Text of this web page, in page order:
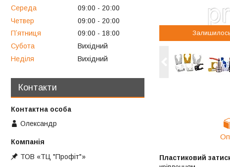
Пластиковий
Середа
09:00
20:00
Четвер
09:00
20:00
Пʼятниця
09:00
18:00
Субота
Вихідний
Неділя
Вихідний
Контакти
Олександр
ТОВ «ТЦ "Профіт"»